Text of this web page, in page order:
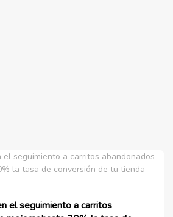
el seguimiento a carritos